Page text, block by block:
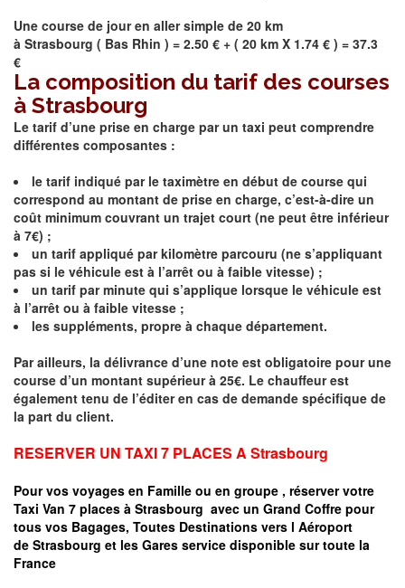
Une course de jour en aller simple de 20 km
à Strasbourg ( Bas Rhin ) = 2.50 € + ( 20 km X 1.74 € ) = 37.3
€
La composition du tarif des courses
à Strasbourg
Le tarif d’une prise en charge par un taxi peut comprendre
différentes composantes :
le tarif indiqué par le taximètre en début de course qui
correspond au montant de prise en charge, c’est-à-dire un
coût minimum couvrant un trajet court (ne peut être inférieur
à 7€) ;
un tarif appliqué par kilomètre parcouru (ne s’appliquant
pas si le véhicule est à l’arrêt ou à faible vitesse) ;
un tarif par minute qui s’applique lorsque le véhicule est
à l’arrêt ou à faible vitesse ;
les suppléments, propre à chaque département.
Par ailleurs, la délivrance d’une note est obligatoire pour une
course d’un montant supérieur à 25€. Le chauffeur est
également tenu de l’éditer en cas de demande spécifique de
la part du client.
RESERVER UN TAXI 7 PLACES A Strasbourg
Pour vos voyages en Famille ou en groupe , réserver votre
Taxi Van 7 places à Strasbourg avec un Grand Coffre pour
tous vos Bagages, Toutes Destinations vers l Aéroport
de Strasbourg et les Gares service disponible sur toute la
France